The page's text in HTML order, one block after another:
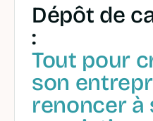
Dépôt de
:
Tout pour
son
renoncer à